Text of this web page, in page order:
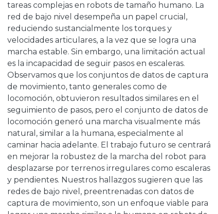
tareas complejas en robots de tamaño humano. La
red de bajo nivel desempeña un papel crucial,
reduciendo sustancialmente los torques y
velocidades articulares, a la vez que se logra una
marcha estable. Sin embargo, una limitación actual
es la incapacidad de seguir pasos en escaleras.
Observamos que los conjuntos de datos de captura
de movimiento, tanto generales como de
locomoción, obtuvieron resultados similares en el
seguimiento de pasos, pero el conjunto de datos de
locomoción generó una marcha visualmente más
natural, similar a la humana, especialmente al
caminar hacia adelante. El trabajo futuro se centrará
en mejorar la robustez de la marcha del robot para
desplazarse por terrenos irregulares como escaleras
y pendientes. Nuestros hallazgos sugieren que las
redes de bajo nivel, preentrenadas con datos de
captura de movimiento, son un enfoque viable para